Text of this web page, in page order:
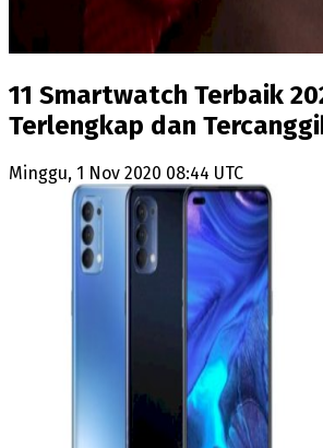
11 Smartwatch Terbaik
Terlengkap dan
Minggu, 1 Nov 2020 08:44 UTC